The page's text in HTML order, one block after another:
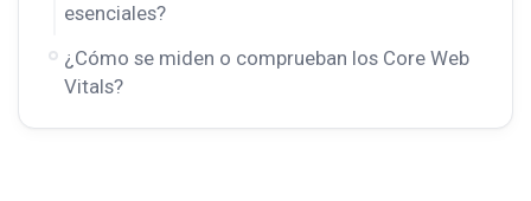
esenciales?
¿Cómo se miden o comprueban los Core Web
Vitals?